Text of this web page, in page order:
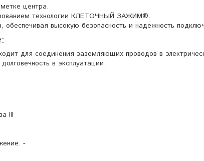
центра.
технологии КЛЕТОЧНЫЙ ЗАЖИМ®.
высокую безопасность и надежность
для соединения заземляющих проводов в
в эксплуатации.
III
-